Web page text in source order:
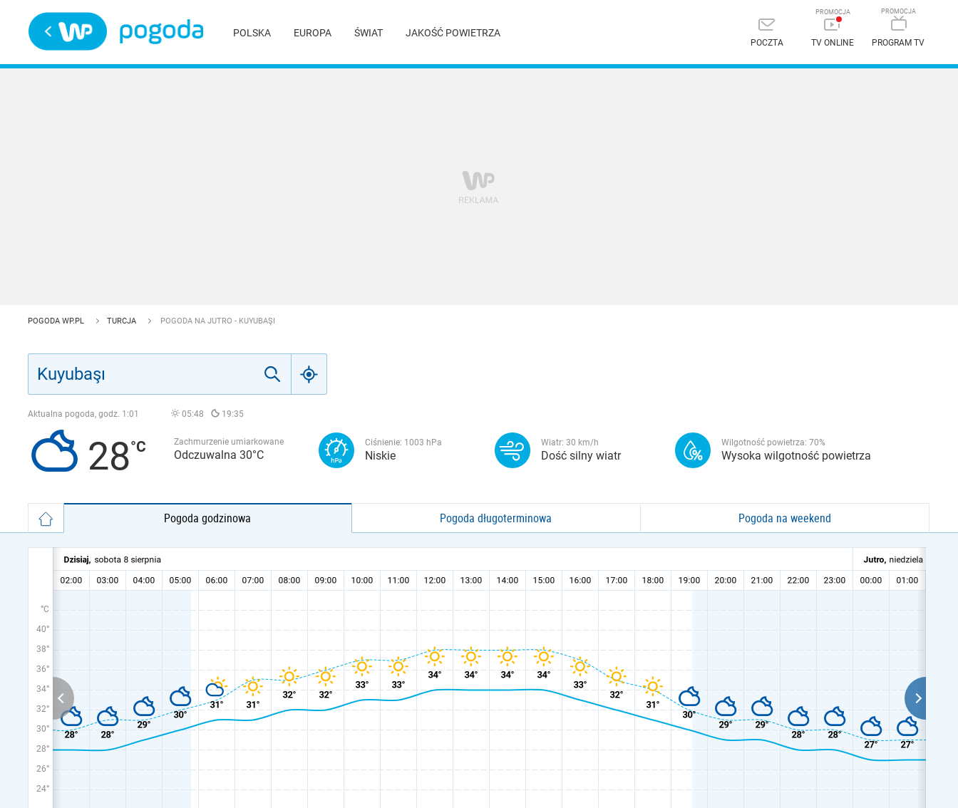
POLSKA EUROPA ŚWIAT JAKOŚĆ POWIETRZA
POCZTA TV ONLINE PROGRAM TV
POGODA WP.PL TURCJA POGODA NA JUTRO - KUYUBAŞI
Aktualna pogoda, godz. 1:01 05:48 19:35
28 Zachmurzenie umiarkowane
Odczuwalna 30°C
Ciśnienie: 1003 hPa
Niskie
Wiatr: 30 km/h
Dość silny wiatr
Wilgotność powietrza: 70%
Wysoka wilgotność powietrza
Pogoda godzinowa Pogoda długoterminowa Pogoda na weekend
°C
40°
38°
36°
34°
32°
30°
28°
26°
24°